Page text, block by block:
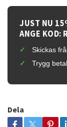
JUST NU
ANGE KOD:
Skickas
Trygg
Dela